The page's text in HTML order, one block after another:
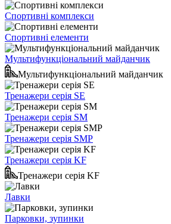
Спортивні комплекси
Спортивні елементи
Мультифункціональний майданчик
Мультифункціональний майданчик
Тренажери серія SE
Тренажери серія SM
Тренажери серія SMP
Тренажери серія KF
Тренажери серія KF
Лавки
Парковки, зупинки